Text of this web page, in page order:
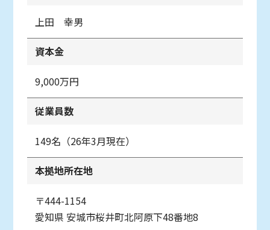
上田 幸男
資本金
9,000万円
従業員数
149名（26年3月現在）
本拠地所在地
〒444-1154
愛知県 安城市桜井町北阿原下48番地8